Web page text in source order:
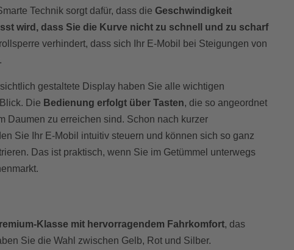
Technik sorgt dafür, dass die Geschwindigkeit
wird, dass Sie die Kurve nicht zu schnell und zu scharf
verhindert, dass sich Ihr E-Mobil bei Steigungen von
gestaltete Display haben Sie alle wichtigen
Die Bedienung erfolgt über Tasten, die so angeordnet
Daumen zu erreichen sind. Schon nach kurzer
Sie Ihr E-Mobil intuitiv steuern und können sich so ganz
Das ist praktisch, wenn Sie im Getümmel unterwegs
Klasse mit hervorragendem Fahrkomfort, das
Sie die Wahl zwischen Gelb, Rot und Silber.